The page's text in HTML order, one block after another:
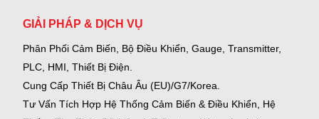
GIẢI PHÁP & DỊCH VỤ
Phân Phối Cảm Biến, Bộ Điều Khiển, Gauge, Transmitter,
PLC, HMI, Thiết Bị Điện.
Cung Cấp Thiết Bị Châu Âu (EU)/G7/Korea.
Tư Vấn Tích Hợp Hệ Thống Cảm Biến & Điều Khiển, Hệ